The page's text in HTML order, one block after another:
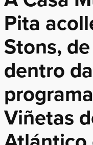
Pita
Stons,
dentro da
Viñetas